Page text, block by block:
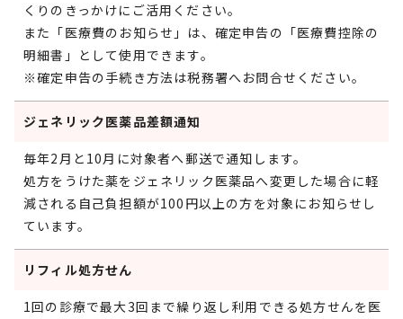
くりのきっかけにご活用ください。
また「医療費のお知らせ」は、確定申告の「医療費控除の
明細書」として使用できます。
※確定申告の手続き方法は税務署へお問合せください。
ジェネリック医薬品差額通知
毎年2月と10月に対象者へ郵送で通知します。
処方をうけた薬をジェネリック医薬品へ変更した場合に軽
減される自己負担額が100円以上の方を対象にお知らせし
ています。
リフィル処方せん
1回の診療で最大3回まで繰り返し利用できる処方せんを医